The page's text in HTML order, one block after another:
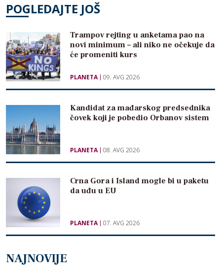
POGLEDAJTE JOŠ
Trampov rejting u anketama pao na
novi minimum – ali niko ne očekuje da
će promeniti kurs
PLANETA 09. AVG 2026
Kandidat za mađarskog predsednika
čovek koji je pobedio Orbanov sistem
PLANETA 08. AVG 2026
Crna Gora i Island mogle bi u paketu
da uđu u EU
PLANETA 07. AVG 2026
NAJNOVIJE